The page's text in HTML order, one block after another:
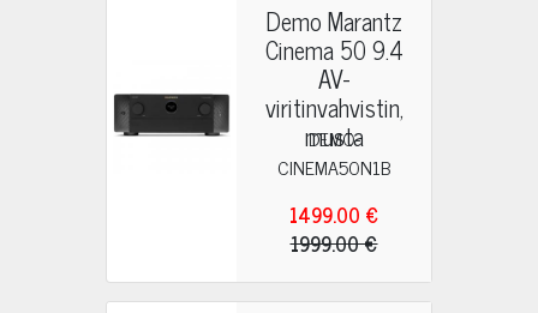
Demo Marantz
Cinema 50 9.4
AV-
viritinvahvistin,
musta
DEMO-
CINEMA50N1B
1499.00 €
1999.00 €